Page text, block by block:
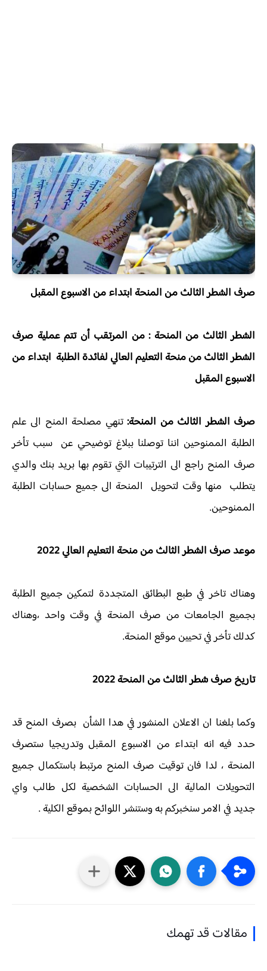
صرف الشطر الثالث من المنحة ابتداء من الاسبوع المقبل
الشطر الثالث من المنحة : من المرتقب أن تتم عملية صرف
الشطر الثالث من منحة التعليم العالي لفائدة الطلبة ابتداء من
الاسبوع المقبل
صرف الشطر الثالث من المنحة:تنهي مصلحة المنح الى علم
الطلبة الممنوحين اننا توصلنا ببلاغ توضيحي عن سبب تأخر
صرف المنح راجع الى الترتيبات التي تقوم بها بريد بنك والدي
يتطلب منها وقت لتحويل المنحة الى جميع حسابات الطلبة
الممنوحين.
موعد صرف الشطر الثالث من منحة التعليم العالي 2022
وهناك تاخر في طبع البطائق المتجددة لتمكين جميع الطلبة
بجميع الجامعات من صرف المنحة في وقت واحد ،وهناك
كدلك تأخر في تحيين موقع المنحة.
تاريخ صرف شطر الثالث من المنحة 2022
وكما بلغنا ان الاعلان المنشور في هدا الشأن بصرف المنح قد
حدد فيه انه ابتداء من الاسبوع المقبل وتدريجيا ستصرف
المنحة ، لدا فان توقيت صرف المنح مرتبط باستكمال جميع
التحويلات المالية الى الحسابات الشخصية لكل طالب واي
جديد في الامر سنخبركم به وستنشر اللوائح بموقع الكلية .
مقالات قد تهمك